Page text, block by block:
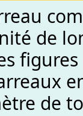
de
de